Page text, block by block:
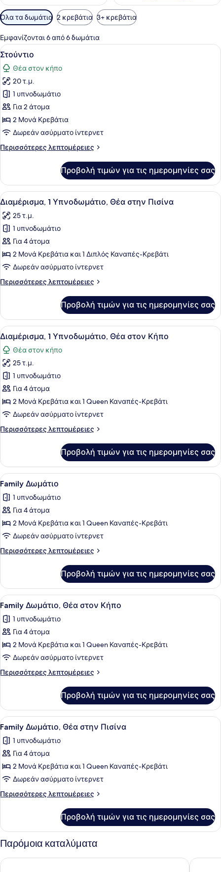
Διαθέσιμα
φίλτρα
για
τα
δωμάτια
Όλα τα δωμάτια 2 κρεβάτια 3+ κρεβάτια
Εμφανίζονται 6 από 6 δωμάτια
Προβολή
όλων
των
φωτογραφιών
για
Στούντιο
Μίνι μπαρ, γραφείο, ηχομόνωση,
7
Στούντιο
Θέα στον κήπο
20 τ.μ.
1 υπνοδωμάτιο
Για 2 άτομα
2 Μονά Κρεβάτια
Δωρεάν ασύρματο ίντερνετ
Περισσότερες λεπτομέρειες
Περισσότερες
Προβολή τιμών για τις ημερομηνίες σας
Προβολή
όλων
των
φωτογραφιών
για
Διαμέρισμα,
1
Υπνοδωμάτιο,
Θέα
Διαμέρισμα, 1 Υπνοδωμάτιο, Θέα
8
Διαμέρισμα, 1 Υπνοδωμάτιο, Θέα στην Πισίνα
25 τ.μ.
1 υπνοδωμάτιο
Για 4 άτομα
2 Μονά Κρεβάτια και 1 Διπλός Καναπές-Κρεβάτι
Δωρεάν ασύρματο ίντερνετ
Περισσότερες λεπτομέρειες
Περισσότερες
1
Υπνοδωμάτιο,
Θέα
στην
Πισίνα
Προβολή τιμών για τις ημερομηνίες σας
Προβολή
όλων
των
φωτογραφιών
για
Διαμέρισμα,
1
Υπνοδωμάτιο,
στον
Μίνι μπαρ, γραφείο, ηχομόνωση,
11
Διαμέρισμα, 1 Υπνοδωμάτιο, Θέα στον Κήπο
Θέα στον κήπο
25 τ.μ.
1 υπνοδωμάτιο
Για 4 άτομα
2 Μονά Κρεβάτια και 1 Queen Καναπές-Κρεβάτι
Δωρεάν ασύρματο ίντερνετ
Περισσότερες λεπτομέρειες
Περισσότερες
1
Υπνοδωμάτιο,
Θέα
Κήπο
Προβολή τιμών για τις ημερομηνίες σας
Προβολή
όλων
των
φωτογραφιών
για
Family
Δωμάτιο
Τηλεόραση πλάσμα 32 ιντσών με
3
Family Δωμάτιο
1 υπνοδωμάτιο
Για 4 άτομα
2 Μονά Κρεβάτια και 1 Queen Καναπές-Κρεβάτι
Δωρεάν ασύρματο ίντερνετ
Περισσότερες λεπτομέρειες
Περισσότερες
Δωμάτιο
Προβολή τιμών για τις ημερομηνίες σας
Προβολή
όλων
των
φωτογραφιών
για
Family
Δωμάτιο,
Θέα
Κήπο
Family Δωμάτιο, Θέα στον Κήπο |
3
Family Δωμάτιο, Θέα στον Κήπο
1 υπνοδωμάτιο
Για 4 άτομα
2 Μονά Κρεβάτια και 1 Queen Καναπές-Κρεβάτι
Δωρεάν ασύρματο ίντερνετ
Περισσότερες λεπτομέρειες
Περισσότερες
Δωμάτιο,
Θέα
στον
Προβολή τιμών για τις ημερομηνίες σας
Προβολή
όλων
των
φωτογραφιών
για
Family
Δωμάτιο,
Θέα
Πισίνα
Μίνι μπαρ, γραφείο, ηχομόνωση,
3
Family Δωμάτιο, Θέα στην Πισίνα
1 υπνοδωμάτιο
Για 4 άτομα
2 Μονά Κρεβάτια και 1 Queen Καναπές-Κρεβάτι
Δωρεάν ασύρματο ίντερνετ
Περισσότερες λεπτομέρειες
Περισσότερες
Δωμάτιο,
Θέα
στην
Πισίνα
Προβολή τιμών για τις ημερομηνίες σας
Παρόμοια καταλύματα
Aparthotel Can Picafort Palace